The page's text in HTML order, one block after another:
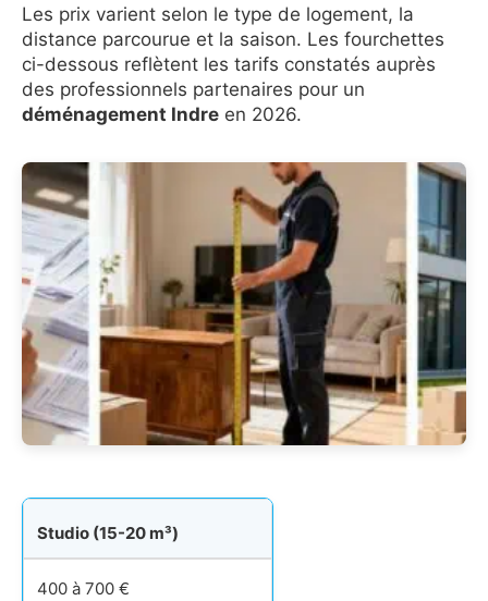
Les prix varient selon le type de logement, la
distance parcourue et la saison. Les fourchettes
ci-dessous reflètent les tarifs constatés auprès
des professionnels partenaires pour un
déménagement Indre en 2026.
Studio (15-20 m³)
400 à 700 €